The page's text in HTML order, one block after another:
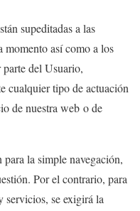
supeditadas a las
momento así como a los
del Usuario,
cualquier tipo de actuación
de nuestra web o de
la simple navegación,
Por el contrario, para
servicios, se exigirá la